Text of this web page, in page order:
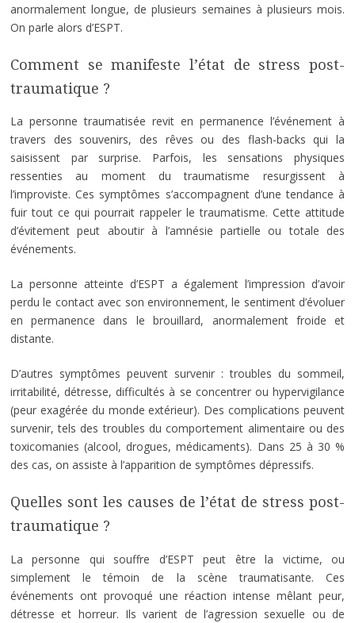
anormalement longue, de plusieurs semaines à plusieurs mois.
On parle alors d’ESPT.
Comment se manifeste l’état de stress post-
traumatique ?
La personne traumatisée revit en permanence l’événement à
travers des souvenirs, des rêves ou des flash-backs qui la
saisissent par surprise. Parfois, les sensations physiques
ressenties au moment du traumatisme resurgissent à
l’improviste. Ces symptômes s’accompagnent d’une tendance à
fuir tout ce qui pourrait rappeler le traumatisme. Cette attitude
d’évitement peut aboutir à l’amnésie partielle ou totale des
événements.
La personne atteinte d’ESPT a également l’impression d’avoir
perdu le contact avec son environnement, le sentiment d’évoluer
en permanence dans le brouillard, anormalement froide et
distante.
D’autres symptômes peuvent survenir : troubles du sommeil,
irritabilité, détresse, difficultés à se concentrer ou hypervigilance
(peur exagérée du monde extérieur). Des complications peuvent
survenir, tels des troubles du comportement alimentaire ou des
toxicomanies (alcool, drogues, médicaments). Dans 25 à 30 %
des cas, on assiste à l’apparition de symptômes dépressifs.
Quelles sont les causes de l’état de stress post-
traumatique ?
La personne qui souffre d’ESPT peut être la victime, ou
simplement le témoin de la scène traumatisante. Ces
événements ont provoqué une réaction intense mêlant peur,
détresse et horreur. Ils varient de l’agression sexuelle ou de